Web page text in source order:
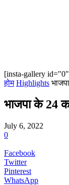
[insta-gallery
होम Highlights
भाजपा के 24
July 6, 2022
0
Facebook
Twitter
Pinterest
WhatsApp